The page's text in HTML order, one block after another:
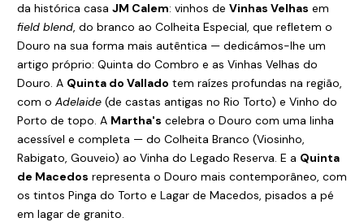
da histórica casa JM Calem: vinhos de Vinhas Velhas em
field blend, do branco ao Colheita Especial, que refletem o
Douro na sua forma mais autêntica — dedicámos-lhe um
artigo próprio: Quinta do Combro e as Vinhas Velhas do
Douro. A Quinta do Vallado tem raízes profundas na região,
com o Adelaide (de castas antigas no Rio Torto) e Vinho do
Porto de topo. A Martha's celebra o Douro com uma linha
acessível e completa — do Colheita Branco (Viosinho,
Rabigato, Gouveio) ao Vinha do Legado Reserva. E a Quinta
de Macedos representa o Douro mais contemporâneo, com
os tintos Pinga do Torto e Lagar de Macedos, pisados a pé
em lagar de granito.